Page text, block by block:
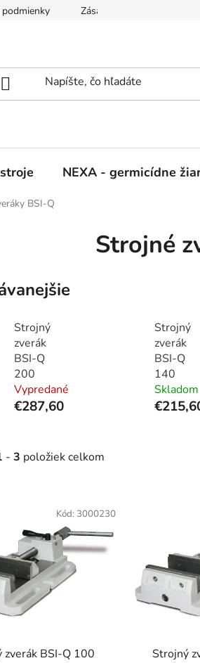
Zásady ochrany osobných
NEXA - germicídne
BSI-Q
Strojné
Strojný
zverák
BSI-Q
200
Vypredané
€287,60
Strojný
zverák
BSI-Q
140
Skladom
- 3 položiek celkom
zverák BSI-Q 100
Kód: 3000230
Strojný